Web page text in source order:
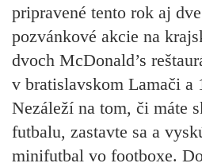
pripravené tento rok aj
pozvánkové akcie na
dvoch McDonald’s
v bratislavskom Lamači a
Nezáleží na tom, či máte
futbalu, zastavte sa a
minifutbal vo footboxe.